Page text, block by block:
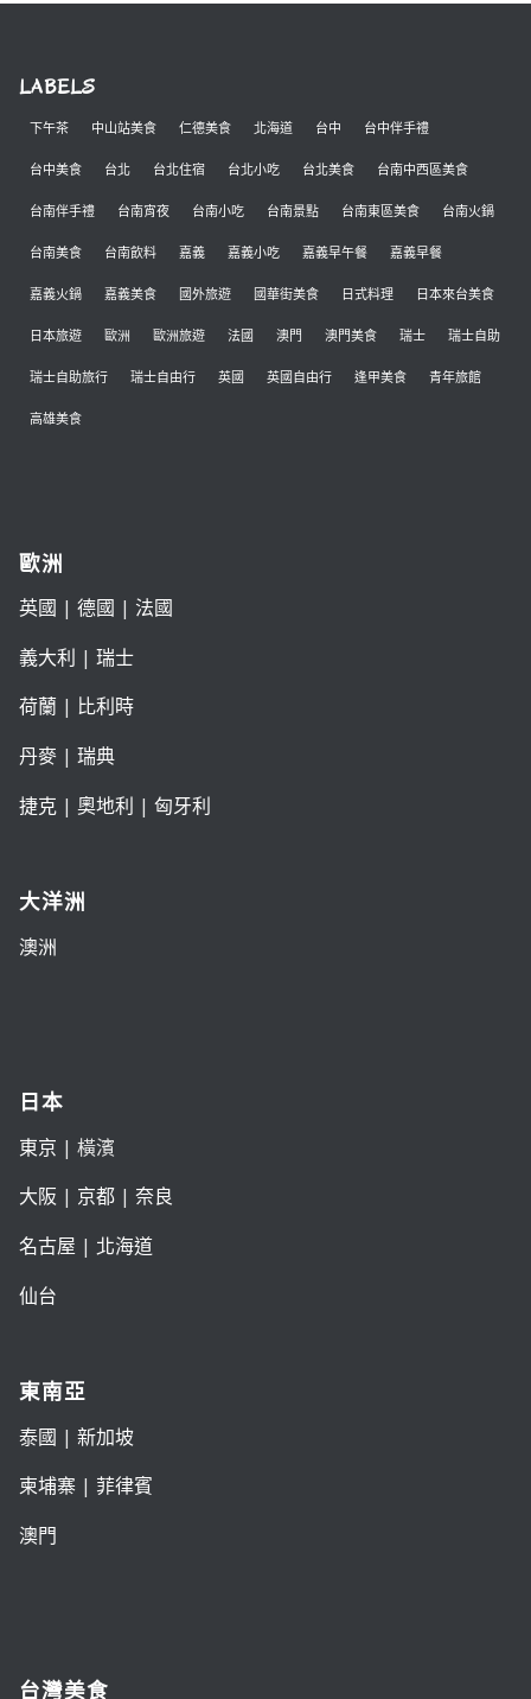
LABELS
下午茶 中山站美食 仁德美食 北海道 台中 台中伴手禮
台中美食 台北 台北住宿 台北小吃 台北美食 台南中西區美食
台南伴手禮 台南宵夜 台南小吃 台南景點 台南東區美食 台南火鍋
台南美食 台南飲料 嘉義 嘉義小吃 嘉義早午餐 嘉義早餐
嘉義火鍋 嘉義美食 國外旅遊 國華街美食 日式料理 日本來台美食
日本旅遊 歐洲 歐洲旅遊 法國 澳門 澳門美食 瑞士 瑞士自助
瑞士自助旅行 瑞士自由行 英國 英國自由行 逢甲美食 青年旅館
高雄美食
歐洲
英國 | 德國 | 法國
義大利 | 瑞士
荷蘭| 比利時
丹麥| 瑞典
捷克| 奧地利 | 匈牙利
大洋洲
澳洲
日本
東京 | 橫濱
大阪| 京都| 奈良
名古屋 | 北海道
仙台
東南亞
泰國 | 新加坡
柬埔寨 | 菲律賓
澳門
台灣美食